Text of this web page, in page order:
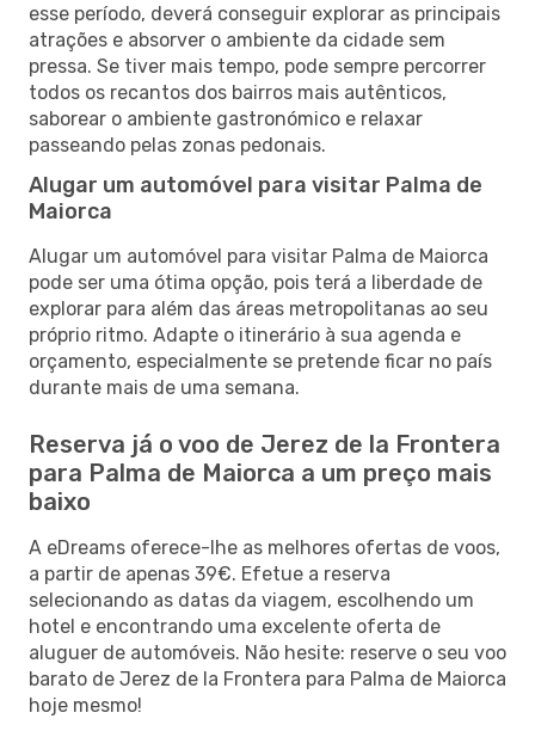
esse período, deverá conseguir explorar as principais
atrações e absorver o ambiente da cidade sem
pressa. Se tiver mais tempo, pode sempre percorrer
todos os recantos dos bairros mais autênticos,
saborear o ambiente gastronómico e relaxar
passeando pelas zonas pedonais.
Alugar um automóvel para visitar Palma de
Maiorca
Alugar um automóvel para visitar Palma de Maiorca
pode ser uma ótima opção, pois terá a liberdade de
explorar para além das áreas metropolitanas ao seu
próprio ritmo. Adapte o itinerário à sua agenda e
orçamento, especialmente se pretende ficar no país
durante mais de uma semana.
Reserva já o voo de Jerez de la Frontera
para Palma de Maiorca a um preço mais
baixo
A eDreams oferece-lhe as melhores ofertas de voos,
a partir de apenas 39€. Efetue a reserva
selecionando as datas da viagem, escolhendo um
hotel e encontrando uma excelente oferta de
aluguer de automóveis. Não hesite: reserve o seu voo
barato de Jerez de la Frontera para Palma de Maiorca
hoje mesmo!